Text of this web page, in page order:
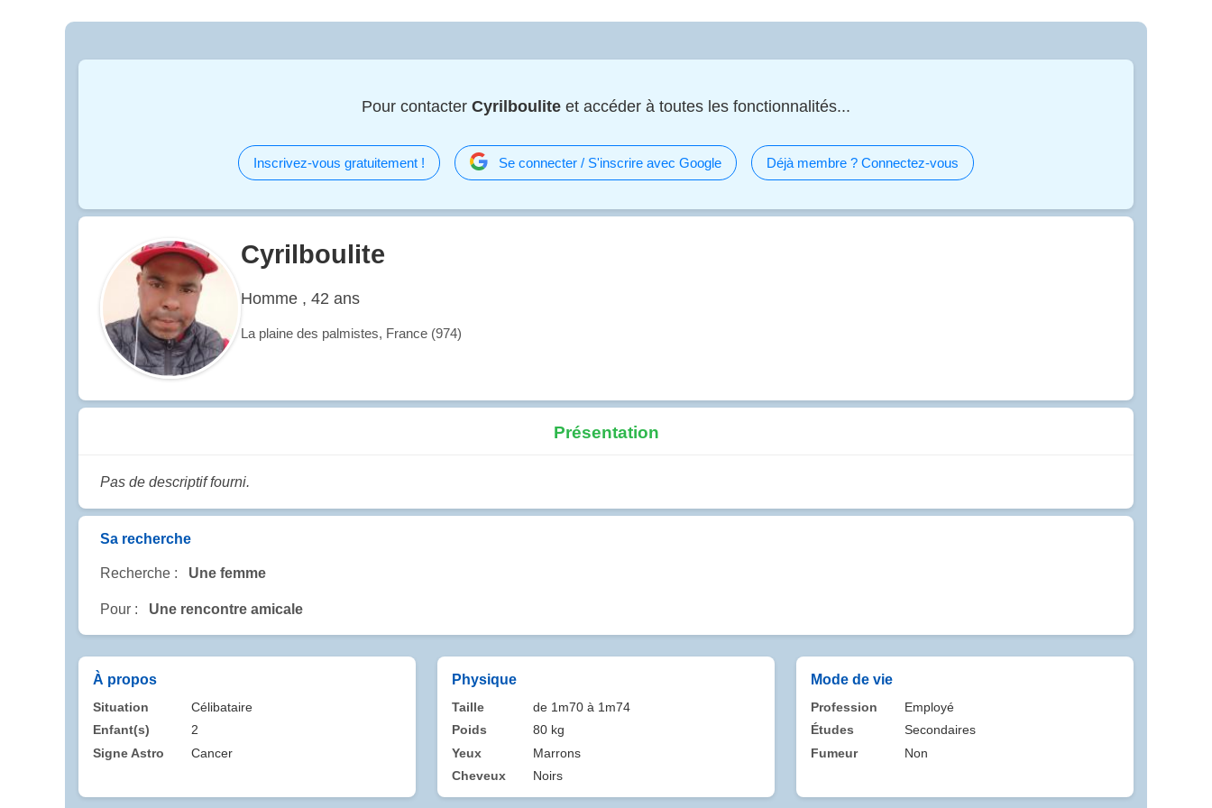
Pour contacter Cyrilboulite et accéder à toutes les fonctionnalités...
Inscrivez-vous gratuitement ! Se connecter / S'inscrire avec Google Déjà membre ? Connectez-vous
Cyrilboulite
Homme , 42 ans
La plaine des palmistes, France (974)
Présentation
Pas de descriptif fourni.
Sa recherche
Recherche : Une femme
Pour : Une rencontre amicale
À propos
Situation
Célibataire
Enfant(s)
2
Signe Astro
Cancer
Physique
Taille
de 1m70 à 1m74
Poids
80 kg
Yeux
Marrons
Cheveux
Noirs
Mode de vie
Profession
Employé
Études
Secondaires
Fumeur
Non